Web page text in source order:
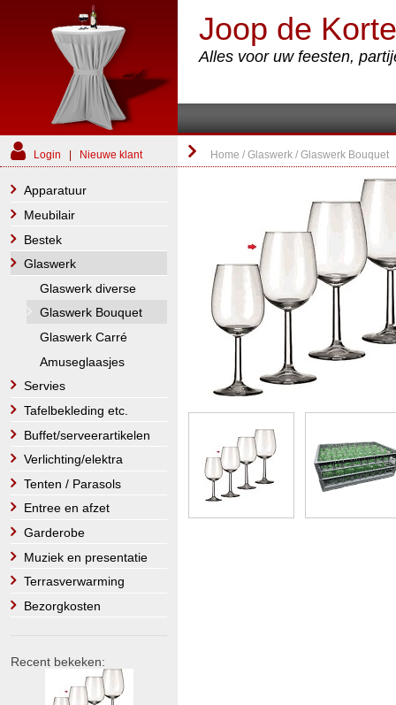
Joop de
Alles voor uw feesten,
Login Nieuwe klant Home /Glaswerk /Glaswerk Bouquet
Apparatuur
Meubilair
Bestek
Glaswerk
Glaswerk diverse
Glaswerk Bouquet
Glaswerk Carré
Amuseglaasjes
Servies
Tafelbekleding etc.
Buffet/serveerartikelen
Verlichting/elektra
Tenten / Parasols
Entree en afzet
Garderobe
Muziek en presentatie
Terrasverwarming
Bezorgkosten
Recent bekeken: